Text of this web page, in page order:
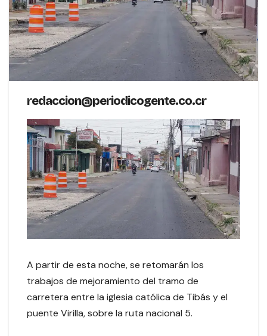
redaccion@periodicogente.co.cr
A partir de esta noche, se retomarán los
trabajos de mejoramiento del tramo de
carretera entre la iglesia católica de Tibás y el
puente Virilla, sobre la ruta nacional 5.